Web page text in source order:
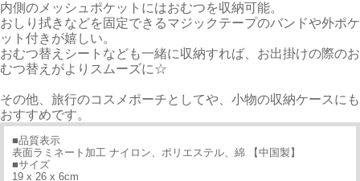
内側のメッシュポケットにはおむつを収納可能。
おしり拭きなどを固定できるマジックテープのバンドや外ポケ
ット付きが嬉しい。
おむつ替えシートなども一緒に収納すれば、お出掛けの際のお
むつ替えがよりスムーズに☆
その他、旅行のコスメポーチとしてや、小物の収納ケースにも
おすすめです。
■品質表示
表面ラミネート加工 ナイロン、ポリエステル、綿 【中国製】
■サイズ
19 x 26 x 6cm